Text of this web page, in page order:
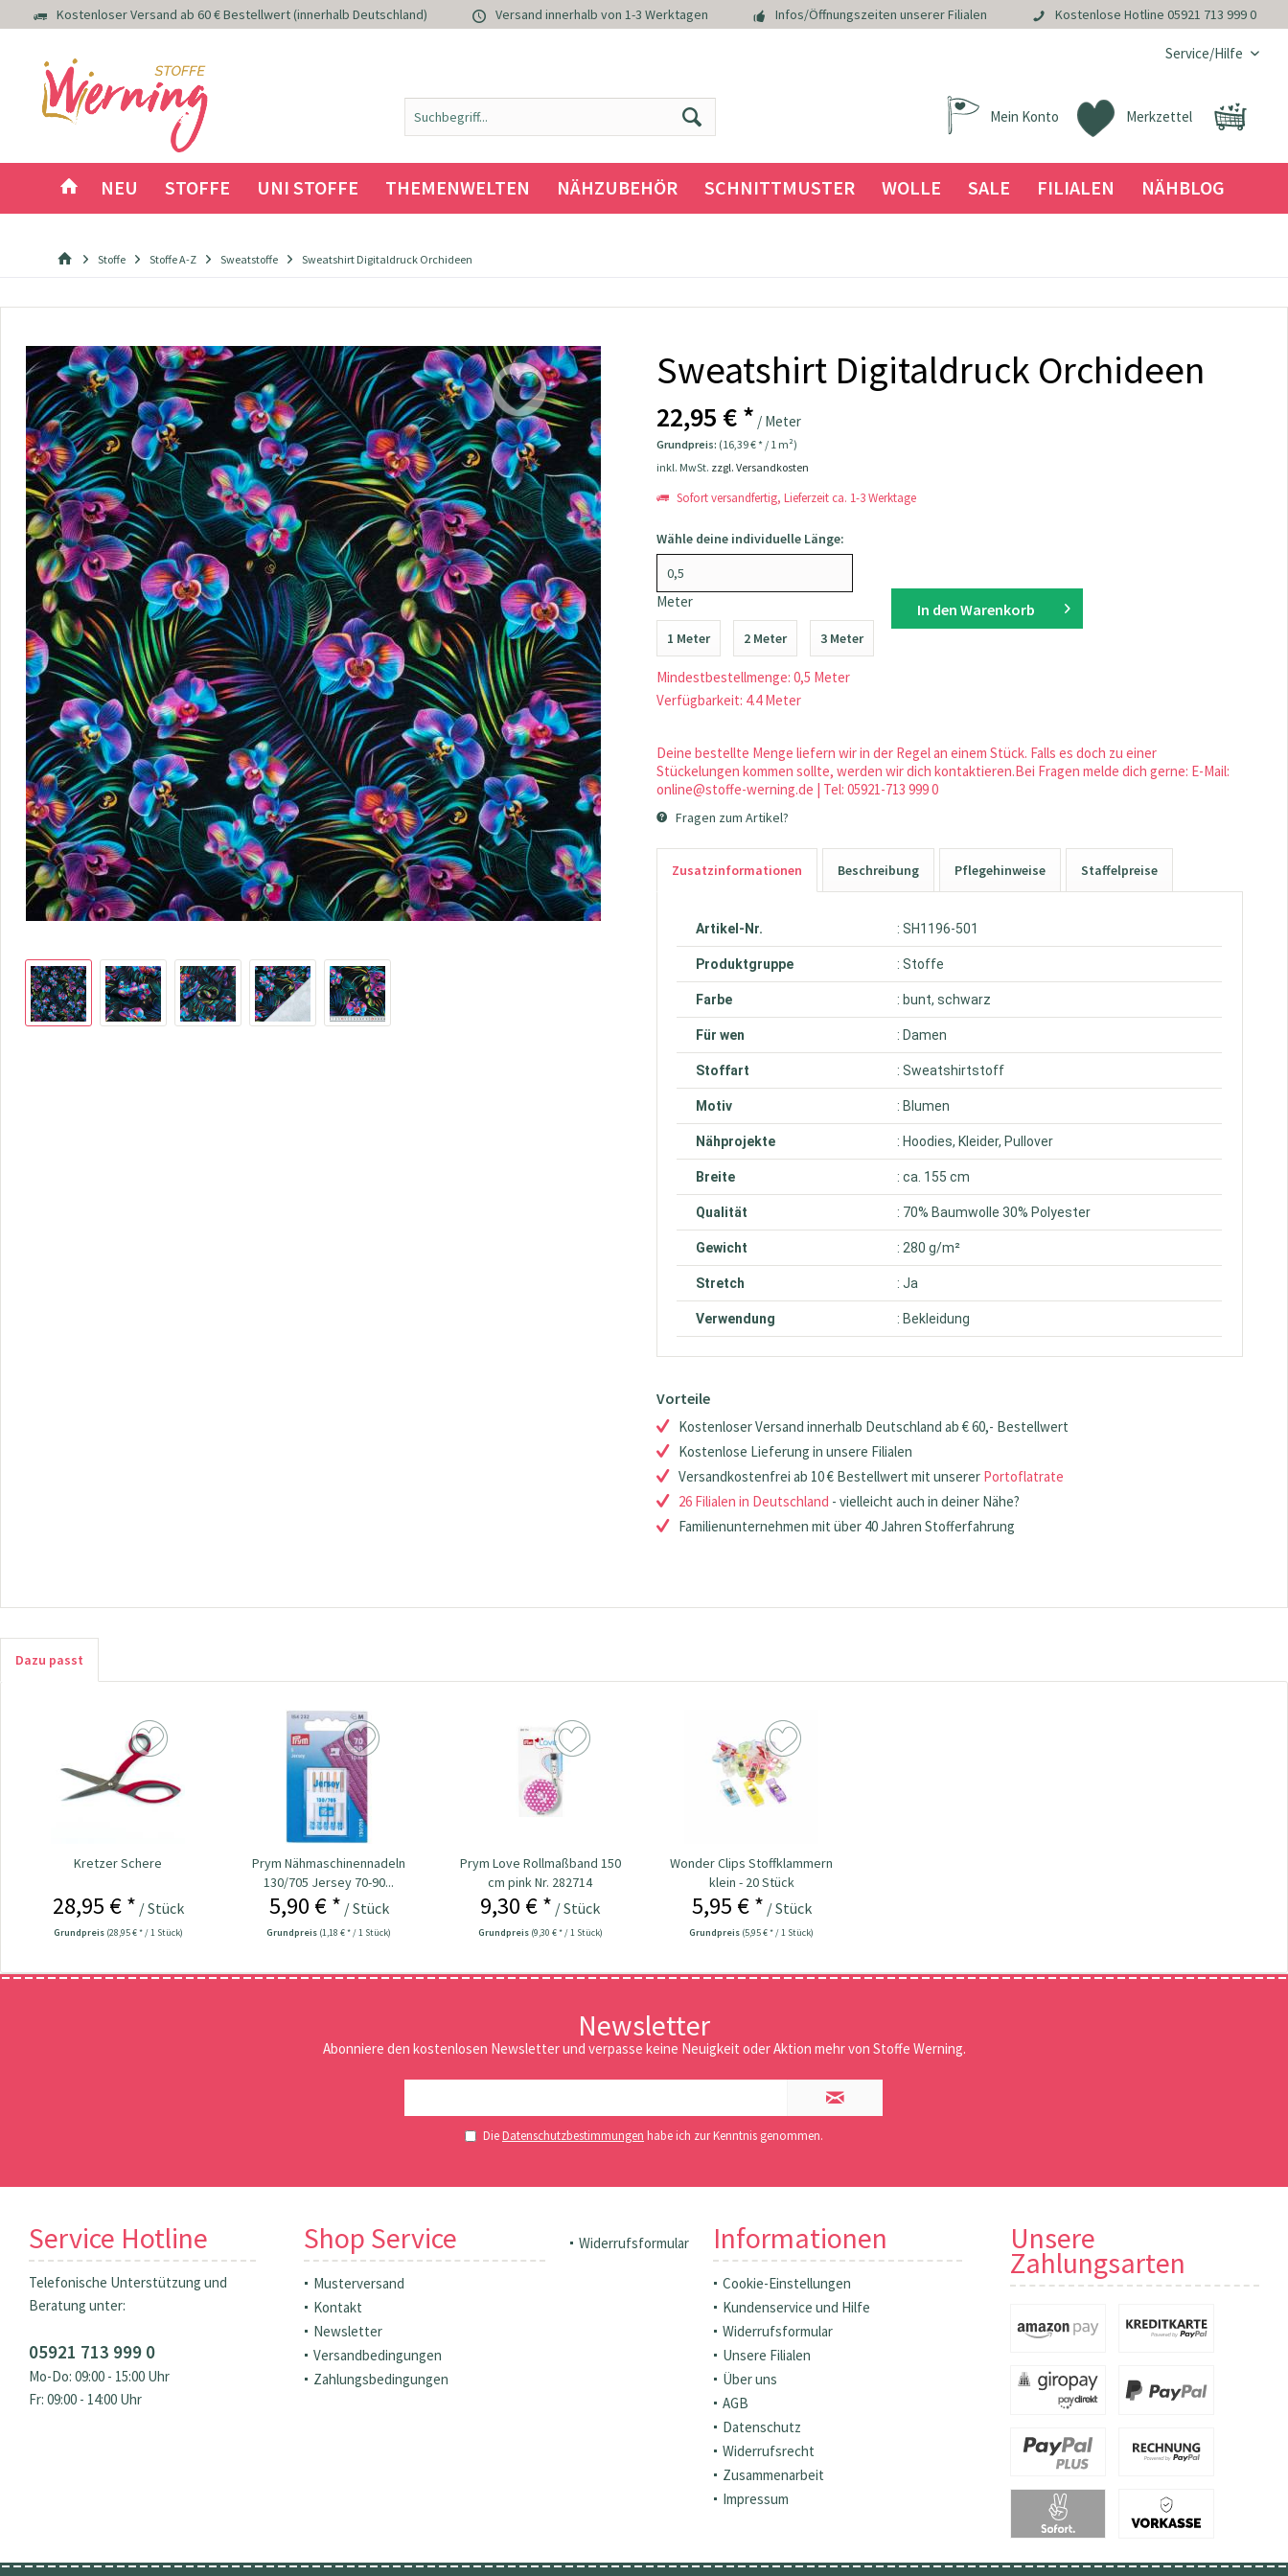
Kostenloser Versand ab 60 € Bestellwert (innerhalb Deutschland) Versand innerhalb von 1-3 Werktagen Infos/Öffnungszeiten unserer Filialen Kostenlose Hotline 05921 713 999 0
Service/Hilfe
Merkzettel
Mein Konto
NEU STOFFE UNI STOFFE THEMENWELTEN NÄHZUBEHÖR SCHNITTMUSTER WOLLE SALE FILIALEN NÄHBLOG
Stoffe Stoffe A-Z Sweatstoffe Sweatshirt Digitaldruck Orchideen
Sweatshirt Digitaldruck Orchideen
22,95 € * / Meter
Grundpreis: (16,39 € * / 1 m²)
inkl. MwSt. zzgl. Versandkosten
Sofort versandfertig, Lieferzeit ca. 1-3 Werktage
Wähle deine individuelle Länge:
Meter
1 Meter 2 Meter 3 Meter
Mindestbestellmenge: 0,5 Meter
Verfügbarkeit: 4.4 Meter
In den Warenkorb
Deine bestellte Menge liefern wir in der Regel an einem Stück. Falls es doch zu einer
Stückelungen kommen sollte, werden wir dich kontaktieren.Bei Fragen melde dich gerne: E-Mail:
online@stoffe-werning.de | Tel: 05921-713 999 0
Fragen zum Artikel?
Zusatzinformationen Beschreibung Pflegehinweise Staffelpreise
Artikel-Nr. : SH1196-501
Produktgruppe : Stoffe
Farbe : bunt, schwarz
Für wen : Damen
Stoffart : Sweatshirtstoff
Motiv : Blumen
Nähprojekte : Hoodies, Kleider, Pullover
Breite : ca. 155 cm
Qualität : 70% Baumwolle 30% Polyester
Gewicht : 280 g/m²
Stretch : Ja
Verwendung : Bekleidung
Vorteile
Kostenloser Versand innerhalb Deutschland ab € 60,- Bestellwert
Kostenlose Lieferung in unsere Filialen
Versandkostenfrei ab 10 € Bestellwert mit unserer Portoflatrate
26 Filialen in Deutschland - vielleicht auch in deiner Nähe?
Familienunternehmen mit über 40 Jahren Stofferfahrung
Dazu passt
Kretzer Schere
28,95 € * / Stück
Grundpreis (28,95 € * / 1 Stück)
Prym Nähmaschinennadeln
130/705 Jersey 70-90...
5,90 € * / Stück
Grundpreis (1,18 € * / 1 Stück)
Prym Love Rollmaßband 150
cm pink Nr. 282714
9,30 € * / Stück
Grundpreis (9,30 € * / 1 Stück)
Wonder Clips Stoffklammern
klein - 20 Stück
5,95 € * / Stück
Grundpreis (5,95 € * / 1 Stück)
Newsletter
Abonniere den kostenlosen Newsletter und verpasse keine Neuigkeit oder Aktion mehr von Stoffe Werning.
DieDatenschutzbestimmungen habe ich zur Kenntnis genommen.
Service Hotline
Telefonische Unterstützung und
Beratung unter:
05921 713 999 0
Mo-Do: 09:00 - 15:00 Uhr
Fr: 09:00 - 14:00 Uhr
Shop Service
Musterversand
Kontakt
Newsletter
Versandbedingungen
Zahlungsbedingungen
Widerrufsformular Informationen
Cookie-Einstellungen
Kundenservice und Hilfe
Widerrufsformular
Unsere Filialen
Über uns
AGB
Datenschutz
Widerrufsrecht
Zusammenarbeit
Impressum
Unsere
Zahlungsarten